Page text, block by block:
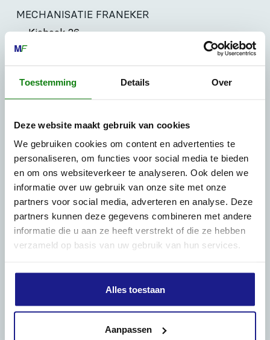
Toestemming Details Over
Deze website maakt gebruik van cookies
We gebruiken cookies om content en advertenties te
personaliseren, om functies voor social media te bieden
en om ons websiteverkeer te analyseren. Ook delen we
informatie over uw gebruik van onze site met onze
partners voor social media, adverteren en analyse. Deze
partners kunnen deze gegevens combineren met andere
informatie die u aan ze heeft verstrekt of die ze hebben
verzameld op basis van uw gebruik van hun services.
Alles toestaan
Aanpassen
MECHANISATIE FRANEKER
Kiehoek 26
0517-396800
Bij storing:06-83139573
OPENINGSTIJDEN
Maandag t/m vrijdag: 07:30 - 17:00
Zaterdag: 09:00 - 12:00